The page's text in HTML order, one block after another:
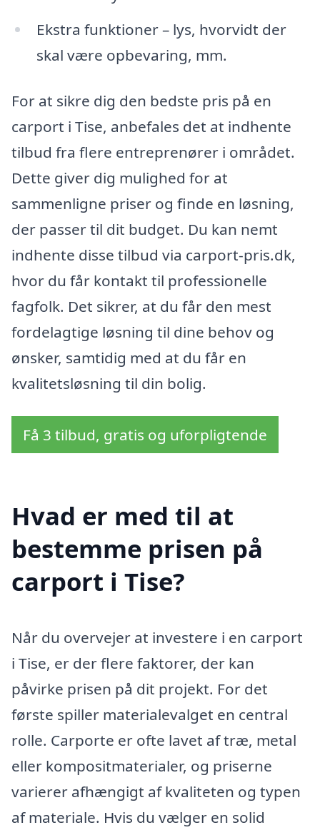
Ekstra funktioner – lys, hvorvidt der
skal være opbevaring, mm.
For at sikre dig den bedste pris på en
carport i Tise, anbefales det at indhente
tilbud fra flere entreprenører i området.
Dette giver dig mulighed for at
sammenligne priser og finde en løsning,
der passer til dit budget. Du kan nemt
indhente disse tilbud via carport-pris.dk,
hvor du får kontakt til professionelle
fagfolk. Det sikrer, at du får den mest
fordelagtige løsning til dine behov og
ønsker, samtidig med at du får en
kvalitetsløsning til din bolig.
Få 3 tilbud, gratis og uforpligtende
Hvad er med til at
bestemme prisen på
carport i Tise?
Når du overvejer at investere i en carport
i Tise, er der flere faktorer, der kan
påvirke prisen på dit projekt. For det
første spiller materialevalget en central
rolle. Carporte er ofte lavet af træ, metal
eller kompositmaterialer, og priserne
varierer afhængigt af kvaliteten og typen
af materiale. Hvis du vælger en solid